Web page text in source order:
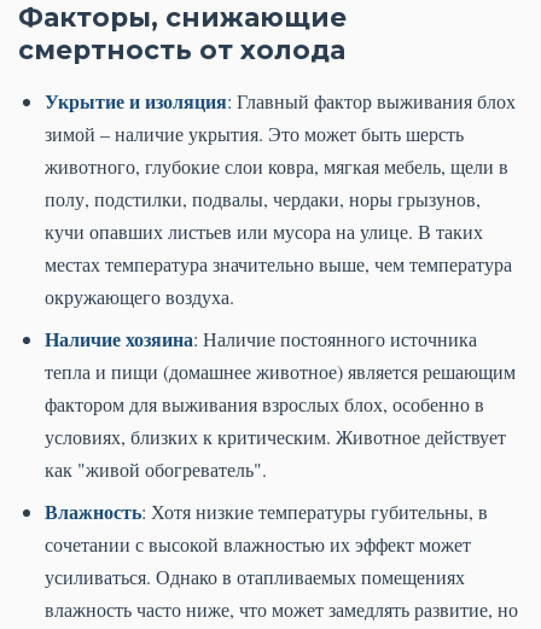
Факторы, снижающие
смертность от холода
Укрытие и изоляция: Главный фактор выживания блох
зимой – наличие укрытия. Это может быть шерсть
животного, глубокие слои ковра, мягкая мебель, щели в
полу, подстилки, подвалы, чердаки, норы грызунов,
кучи опавших листьев или мусора на улице. В таких
местах температура значительно выше, чем температура
окружающего воздуха.
Наличие хозяина: Наличие постоянного источника
тепла и пищи (домашнее животное) является решающим
фактором для выживания взрослых блох, особенно в
условиях, близких к критическим. Животное действует
как "живой обогреватель".
Влажность: Хотя низкие температуры губительны, в
сочетании с высокой влажностью их эффект может
усиливаться. Однако в отапливаемых помещениях
влажность часто ниже, что может замедлять развитие, но